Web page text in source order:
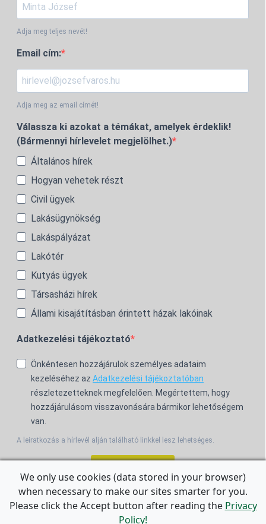
Adja meg teljes nevét!
Email cím:
Adja meg az email címét!
Válassza ki azokat a témákat, amelyek érdeklik!
(Bármennyi hírlevelet megjelölhet.)
Általános hírek
Hogyan vehetek részt
Civil ügyek
Lakásügynökség
Lakáspályázat
Lakótér
Kutyás ügyek
Társasházi hírek
Állami kisajátításban érintett házak lakóinak
Adatkezelési tájékoztató
Önkéntesen hozzájárulok személyes adataim
kezeléséhez az Adatkezelési tájékoztatóban
részletezetteknek megfelelően. Megértettem, hogy
hozzájárulásom visszavonására bármikor lehetőségem
van.
A leiratkozás a hírlevél alján található linkkel lesz lehetséges.
For the English Newsletter, click HERE.
We only use cookies (data stored in your browser)
when necessary to make our sites smarter for you.
Please click the Accept button after reading the Privacy
Policy!